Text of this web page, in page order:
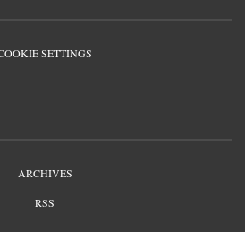
SETTINGS
ARCHIVES
RSS